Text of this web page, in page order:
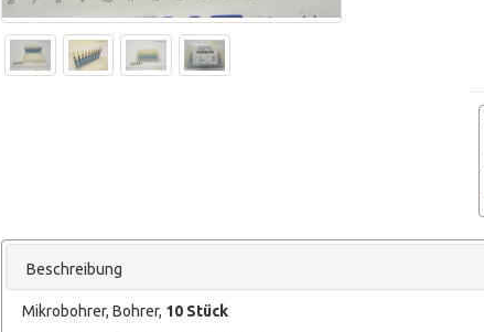
Beschreibung
Mikrobohrer, Bohrer, 10 Stück